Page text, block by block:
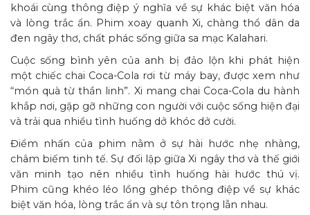
khoái cùng thông điệp ý nghĩa về sự khác biệt văn hóa
và lòng trắc ẩn. Phim xoay quanh Xi, chàng thổ dân da
đen ngây thơ, chất phác sống giữa sa mạc Kalahari.
Cuộc sống bình yên của anh bị đảo lộn khi phát hiện
một chiếc chai Coca-Cola rơi từ máy bay, được xem như
“món quà từ thần linh”. Xi mang chai Coca-Cola du hành
khắp nơi, gặp gỡ những con người với cuộc sống hiện đại
và trải qua nhiều tình huống dở khóc dở cười.
Điểm nhấn của phim nằm ở sự hài hước nhẹ nhàng,
châm biếm tinh tế. Sự đối lập giữa Xi ngây thơ và thế giới
văn minh tạo nên nhiều tình huống hài hước thú vị.
Phim cũng khéo léo lồng ghép thông điệp về sự khác
biệt văn hóa, lòng trắc ẩn và sự tôn trọng lẫn nhau.